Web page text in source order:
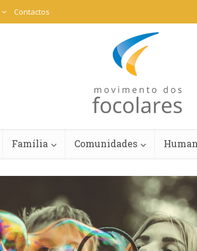
Contactos
Família Comunidades